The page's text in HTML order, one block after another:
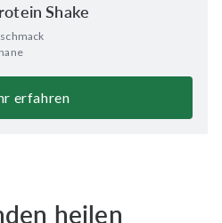
Shake
erfahren
heilen